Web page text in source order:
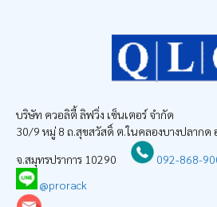
บริษัท ควอลิตี้ ลิฟวิ่ง เซ็นเตอร์ จำกัด
30/9 หมู่ 8 ถ.สุขสวัสดิ์ ต.ในคลองบางปลากด
จ.สมุทรปราการ 10290
092-868-
@prorack